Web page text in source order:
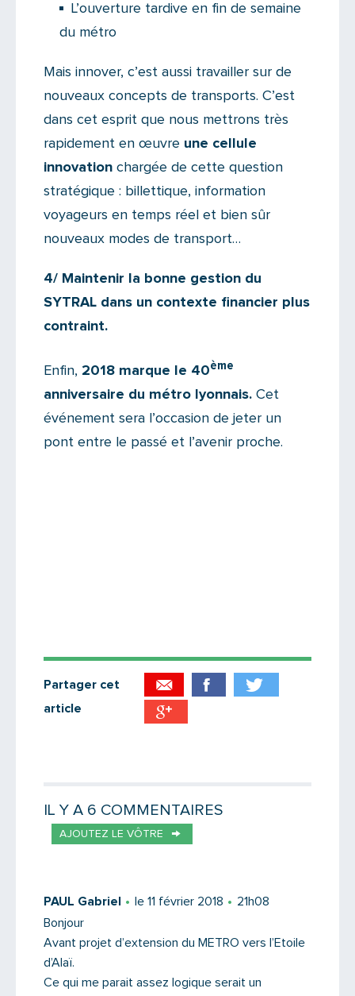
L’ouverture tardive en fin de semaine
du métro
Mais innover, c’est aussi travailler sur de
nouveaux concepts de transports. C’est
dans cet esprit que nous mettrons très
rapidement en œuvre une cellule
innovation chargée de cette question
stratégique : billettique, information
voyageurs en temps réel et bien sûr
nouveaux modes de transport…
4/ Maintenir la bonne gestion du
SYTRAL dans un contexte financier plus
contraint.
Enfin, 2018 marque le 40ème
anniversaire du métro lyonnais. Cet
événement sera l’occasion de jeter un
pont entre le passé et l’avenir proche.
Partager cet
article
Message
IL Y A 6 COMMENTAIRES
AJOUTEZ LE VÔTRE
PAUL Gabriel le 11 février 2018
21h08
Bonjour
Avant projet d’extension du METRO vers l’Etoile
d’Alaï.
Ce qui me parait assez logique serait un